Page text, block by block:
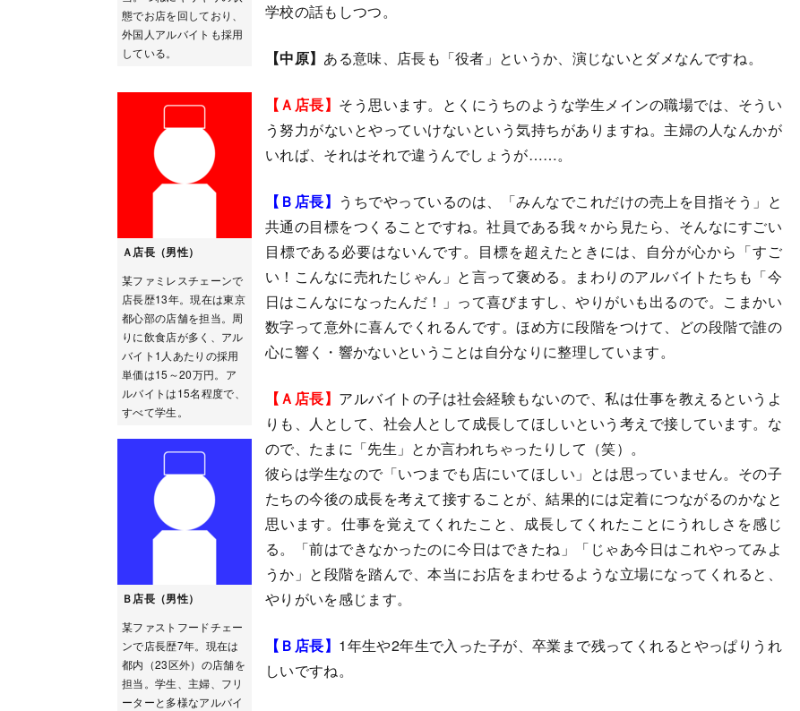
態でお店を回しており、
外国人アルバイトも採用
している。
学校の話もしつつ。
【中原】 ある意味、店長も「役者」というか、演じないとダメなんですね。
Ａ店長（男性）
某ファミレスチェーンで
店長歴13年。現在は東京
都心部の店舗を担当。周
りに飲食店が多く、アル
バイト1人あたりの採用
単価は15～20万円。ア
ルバイトは15名程度で、
すべて学生。
【Ａ店長】 そう思います。とくにうちのような学生メインの職場では、そうい
う努力がないとやっていけないという気持ちがありますね。主婦の人なんかが
いれば、それはそれで違うんでしょうが……。
【Ｂ店長】 うちでやっているのは、「みんなでこれだけの売上を目指そう」と
共通の目標をつくることですね。社員である我々から見たら、そんなにすごい
目標である必要はないんです。目標を超えたときには、自分が心から「すご
い！こんなに売れたじゃん」と言って褒める。まわりのアルバイトたちも「今
日はこんなになったんだ！」って喜びますし、やりがいも出るので。こまかい
数字って意外に喜んでくれるんです。ほめ方に段階をつけて、どの段階で誰の
心に響く・響かないということは自分なりに整理しています。
Ｂ店長（男性）
某ファストフードチェー
ンで店長歴7年。現在は
都内（23区外）の店舗を
担当。学生、主婦、フリ
ーターと多様なアルバイ
【Ａ店長】 アルバイトの子は社会経験もないので、私は仕事を教えるというよ
りも、人として、社会人として成長してほしいという考えで接しています。な
ので、たまに「先生」とか言われちゃったりして（笑）。
彼らは学生なので「いつまでも店にいてほしい」とは思っていません。その子
たちの今後の成長を考えて接することが、結果的には定着につながるのかなと
思います。仕事を覚えてくれたこと、成長してくれたことにうれしさを感じ
る。「前はできなかったのに今日はできたね」「じゃあ今日はこれやってみよ
うか」と段階を踏んで、本当にお店をまわせるような立場になってくれると、
やりがいを感じます。
【Ｂ店長】 1年生や2年生で入った子が、卒業まで残ってくれるとやっぱりうれ
しいですね。